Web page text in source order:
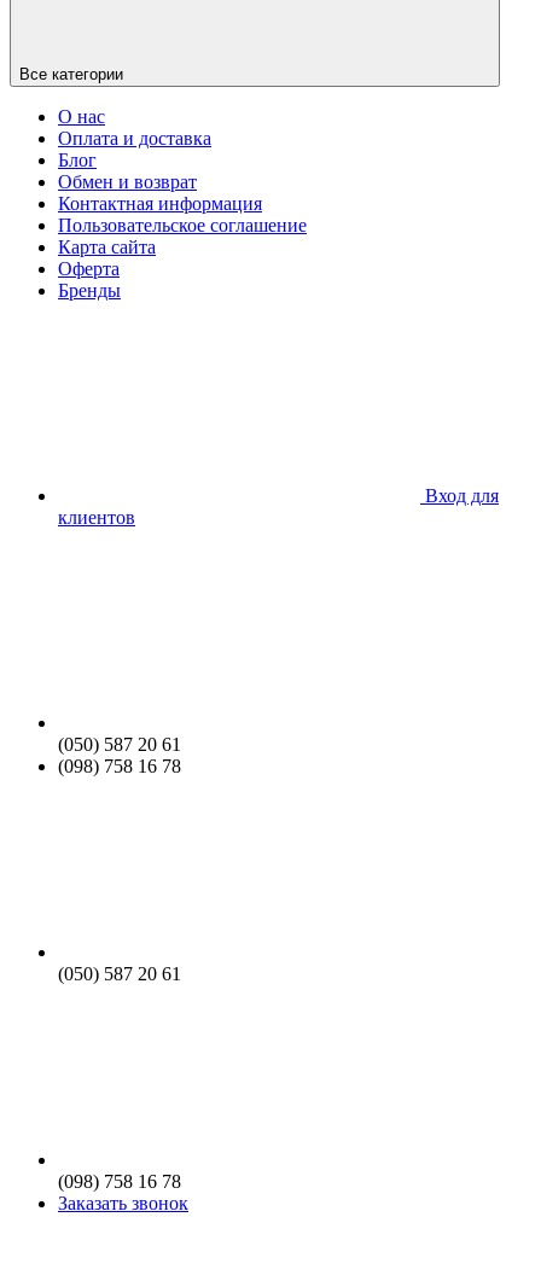
Все категории
О нас
Оплата и доставка
Блог
Обмен и возврат
Контактная информация
Пользовательское соглашение
Карта сайта
Оферта
Бренды
Вход для
клиентов
(050) 587 20 61
(098) 758 16 78
(050) 587 20 61
(098) 758 16 78
Заказать звонок